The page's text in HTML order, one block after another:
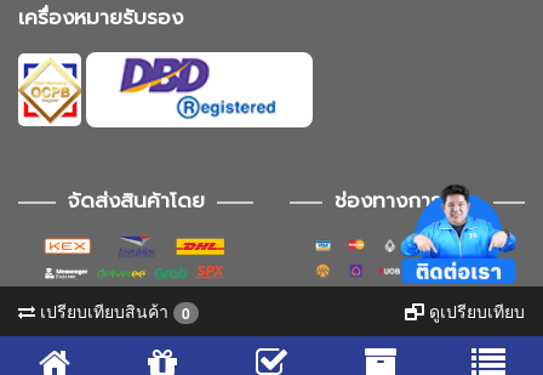
เครื่องหมายรับรอง
จัดส่งสินค้าโดย ช่องทางการชำระ
ช่องทางการติดตาม
เปรียบเทียบสินค้า 0 ดูเปรียบเทียบ